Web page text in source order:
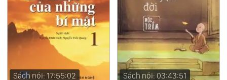
Sách nói: 17:55:02 Sách nói: 03:43:51